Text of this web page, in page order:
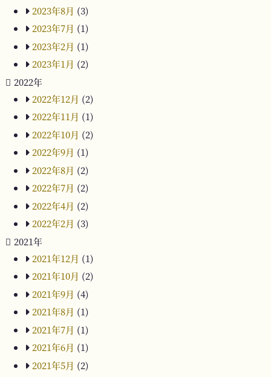
2023年8月 (3)
2023年7月 (1)
2023年2月 (1)
2023年1月 (2)
2022年
2022年12月 (2)
2022年11月 (1)
2022年10月 (2)
2022年9月 (1)
2022年8月 (2)
2022年7月 (2)
2022年4月 (2)
2022年2月 (3)
2021年
2021年12月 (1)
2021年10月 (2)
2021年9月 (4)
2021年8月 (1)
2021年7月 (1)
2021年6月 (1)
2021年5月 (2)